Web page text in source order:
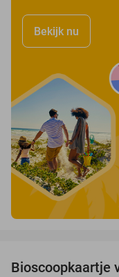
Bekijk nu
Bioscoopkaartje